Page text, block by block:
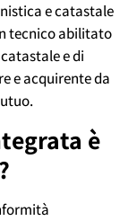
e catastale
tecnico abilitato
e di
e acquirente da
è